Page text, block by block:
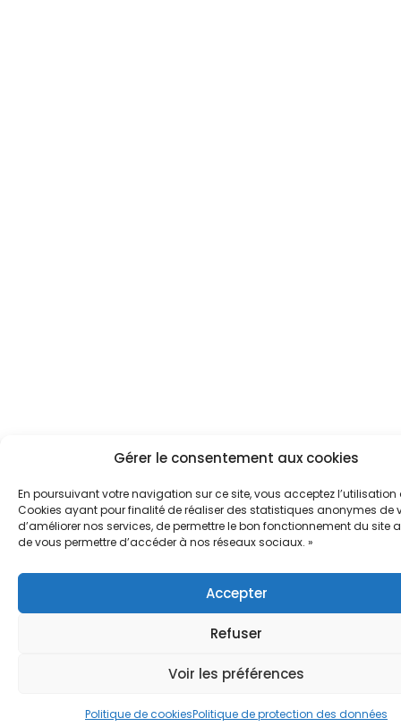
Gérer le consentement aux cookies
En poursuivant votre navigation sur ce site, vous acceptez l’utilisation
Cookies ayant pour finalité de réaliser des statistiques anonymes de
d’améliorer nos services, de permettre le bon fonctionnement du site
de vous permettre d’accéder à nos réseaux sociaux. »
Accepter
Refuser
Voir les préférences
Politique de cookiesPolitique de protection des données